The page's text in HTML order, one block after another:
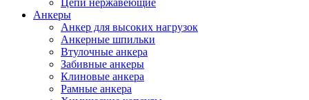
Цепи нержавеющие
Анкеры
Анкер для высоких нагрузок
Анкерные шпильки
Втулочные анкера
Забивные анкеры
Клиновые анкера
Рамные анкера